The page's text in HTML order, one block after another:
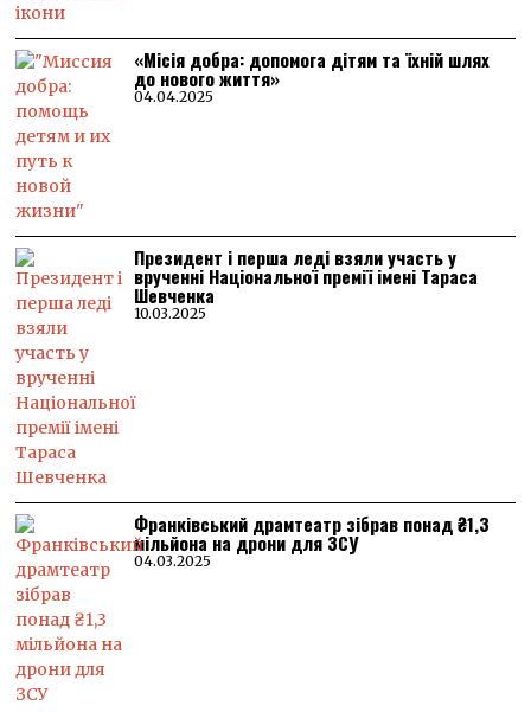
«Місія добра: допомога дітям та їхній шлях
до нового життя»
04.04.2025
Президент і перша леді взяли участь у
врученні Національної премії імені Тараса
Шевченка
10.03.2025
Франківський драмтеатр зібрав понад ₴1,3
мільйона на дрони для ЗСУ
04.03.2025